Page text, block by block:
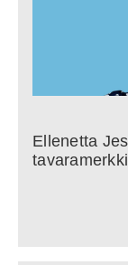
Ellenetta